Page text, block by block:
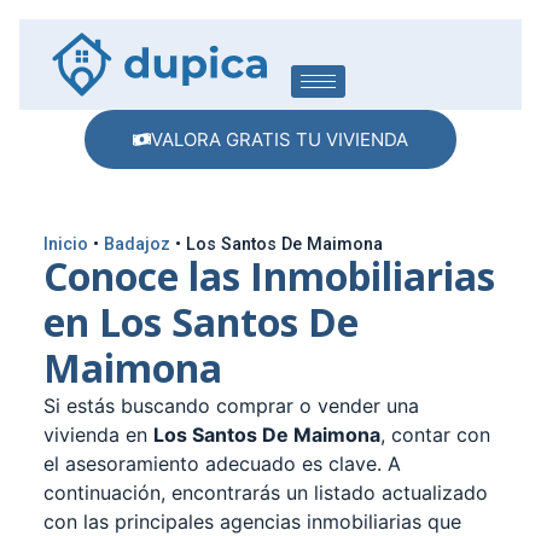
VALORA GRATIS TU VIVIENDA
Inicio • Badajoz • Los Santos De Maimona
Conoce las Inmobiliarias
en Los Santos De
Maimona
Si estás buscando comprar o vender una
vivienda en Los Santos De Maimona, contar con
el asesoramiento adecuado es clave. A
continuación, encontrarás un listado actualizado
con las principales agencias inmobiliarias que